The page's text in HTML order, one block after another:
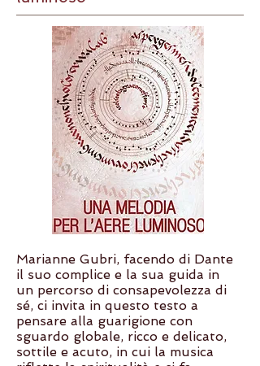
Marianne Gubri, facendo di Dante
il suo complice e la sua guida in
un percorso di consapevolezza di
sé, ci invita in questo testo a
pensare alla guarigione con
sguardo globale, ricco e delicato,
sottile e acuto, in cui la musica